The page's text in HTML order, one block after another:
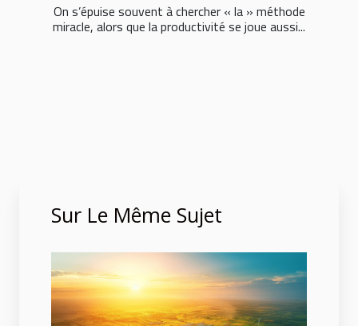
On s’épuise souvent à chercher « la » méthode
miracle, alors que la productivité se joue aussi...
Sur Le Même Sujet